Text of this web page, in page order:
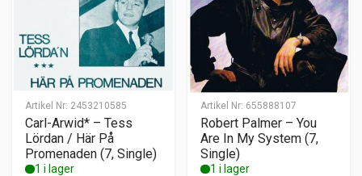
Artikel Nr: 2453210585
Carl-Arwid* – Tess
Lördan / Här På
Promenaden (7, Single)
1 i lager
Artikel Nr: 655888107
Robert Palmer – You
Are In My System (7,
Single)
1 i lager